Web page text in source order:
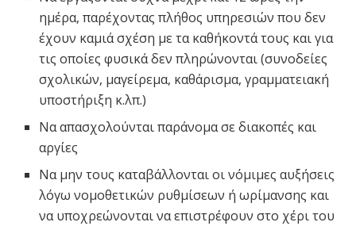
ημέρα, παρέχοντας πλήθος υπηρεσιών που δεν
έχουν καμιά σχέση με τα καθήκοντά τους και για
τις οποίες φυσικά δεν πληρώνονται (συνοδείες
σχολικών, μαγείρεμα, καθάρισμα, γραμματειακή
υποστήριξη κ.λπ.)
Να απασχολούνται παράνομα σε διακοπές και
αργίες
Να μην τους καταβάλλονται οι νόμιμες αυξήσεις
λόγω νομοθετικών ρυθμίσεων ή ωρίμανσης και
να υποχρεώνονται να επιστρέφουν στο χέρι του